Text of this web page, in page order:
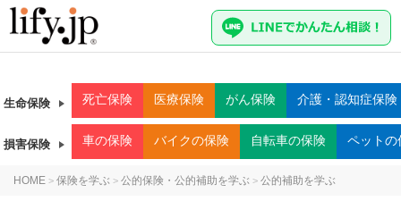
生命保険 死亡保険 医療保険 がん保険 介護・認知症保険
損害保険 車の保険 バイクの保険 自転車の保険 ペットの
HOME > 保険を学ぶ > 公的保険・公的補助を学ぶ > 公的補助を学ぶ